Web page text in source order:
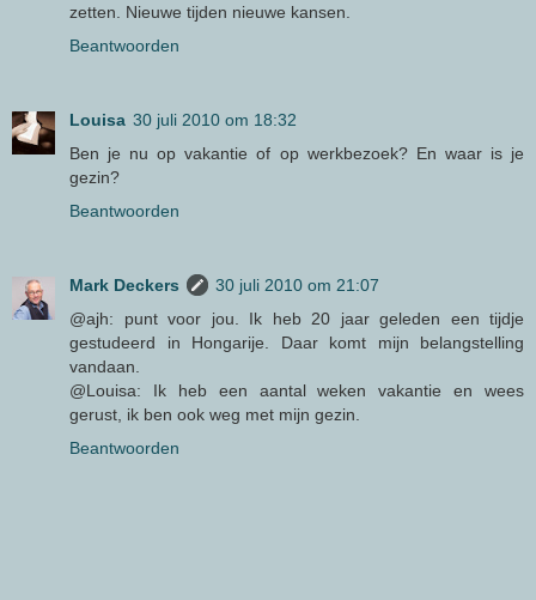
zetten. Nieuwe tijden nieuwe kansen.
Beantwoorden
Louisa 30 juli 2010 om 18:32
Ben je nu op vakantie of op werkbezoek? En waar is je
gezin?
Beantwoorden
Mark Deckers
30 juli 2010 om 21:07
@ajh: punt voor jou. Ik heb 20 jaar geleden een tijdje
gestudeerd in Hongarije. Daar komt mijn belangstelling
vandaan.
@Louisa: Ik heb een aantal weken vakantie en wees
gerust, ik ben ook weg met mijn gezin.
Beantwoorden